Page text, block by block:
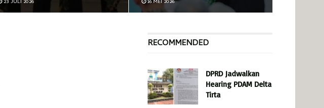
23 JULI 2026 16 MEI 2026
RECOMMENDED
DPRD Jadwalkan
Hearing PDAM Delta
Tirta